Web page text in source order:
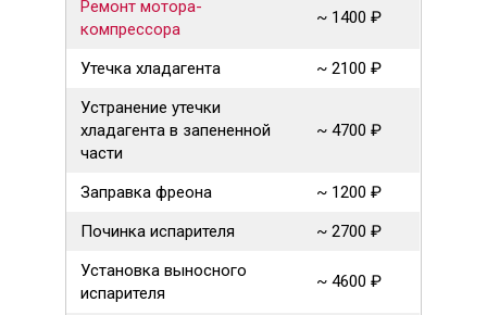
Ремонт мотора-
компрессора
~ 1400 ₽
Утечка хладагента
~ 2100 ₽
Устранение утечки
хладагента в запененной
части
~ 4700 ₽
Заправка фреона
~ 1200 ₽
Починка испарителя
~ 2700 ₽
Установка выносного
испарителя
~ 4600 ₽